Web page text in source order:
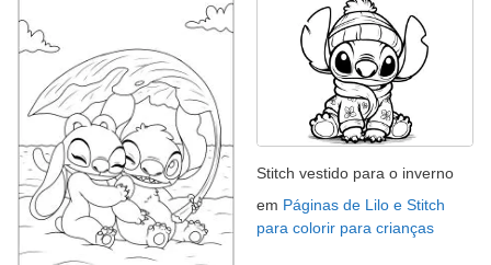
Stitch vestido para o inverno
em Páginas de Lilo e Stitch
para colorir para crianças